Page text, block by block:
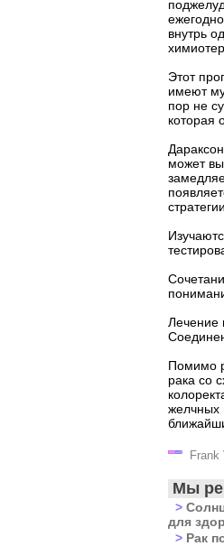
внутрь
Этот
имеют
пор не
которая
может
стратегии.
Лечение
Помимо
рака со
желчных
Frank
Мы
>
для
> Рак